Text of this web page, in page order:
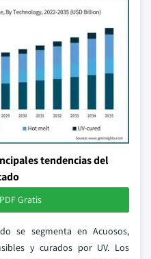
tendencias del
Gratis
se segmenta en Acuosos,
y curados por UV. Los